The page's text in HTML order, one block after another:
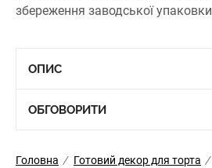
збереження заводської упаковки
ОПИС
ОБГОВОРИТИ
Головна / Готовий декор для торта /